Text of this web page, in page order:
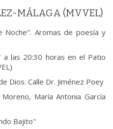
MÁLAGA (MVVEL)
Noche". Aromas de poesía y
las 20:30 horas en el Patio
Dios. Calle Dr. Jiménez Poey
María Antonia García
Bajito"